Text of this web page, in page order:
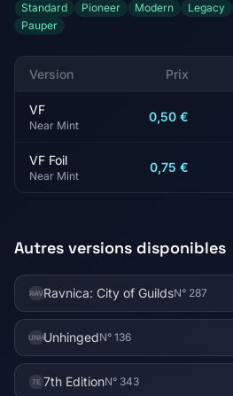
Standard Pioneer Modern Legacy
Pauper
Version Prix
VF
Near Mint
0,50 €
VF Foil
Near Mint
0,75 €
Autres versions disponibles
RAVRavnica: City of GuildsN° 287
UNHUnhingedN° 136
7E 7th EditionN° 343